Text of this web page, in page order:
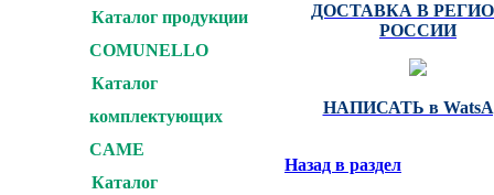
Каталог продукции
COMUNELLO
Каталог
комплектующих
CAME
Каталог
ДОСТАВКА В
РОССИИ
НАПИСАТЬ в
Назад в раздел